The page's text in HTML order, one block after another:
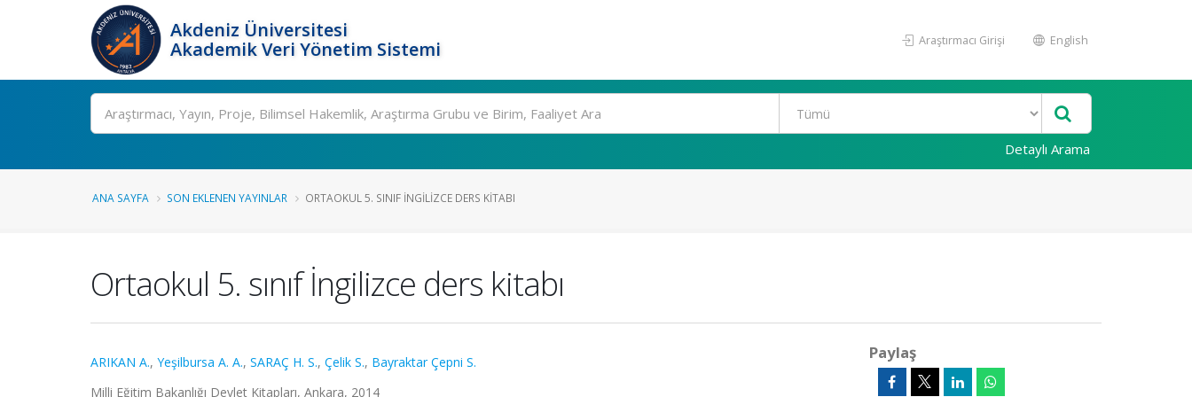
Akdeniz Üniversitesi
Akademik Veri Yönetim Sistemi
Araştırmacı Girişi English
Ara
Detaylı Arama
ANA SAYFA SON EKLENEN YAYINLAR ORTAOKUL 5. SINIF İNGILIZCE DERS KITABI
Ortaokul 5. sınıf İngilizce ders kitabı
ARIKAN A., Yeşilbursa A. A., SARAÇ H. S., Çelik S., Bayraktar Çepni S.
Milli Eğitim Bakanlığı Devlet Kitapları, Ankara, 2014
Paylaş